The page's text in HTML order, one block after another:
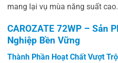
mang lại vụ mùa năng suất cao.
CAROZATE 72WP – Sản
Nghiệp Bền Vững
Thành Phần Hoạt Chất Vượt